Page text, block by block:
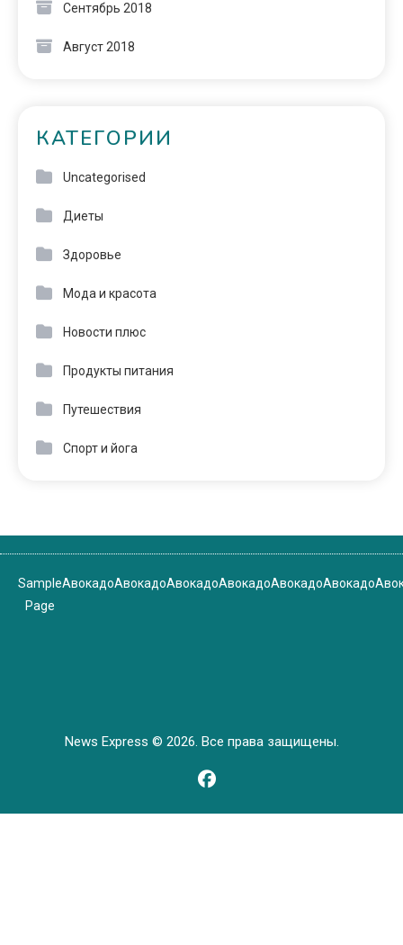
Сентябрь 2018
Август 2018
КАТЕГОРИИ
Uncategorised
Диеты
Здоровье
Мода и красота
Новости плюс
Продукты питания
Путешествия
Спорт и йога
Sample
Page
АвокадоАвокадоАвокадоАвокадоАвокадоАвокадо
News Express © 2026. Все права защищены.